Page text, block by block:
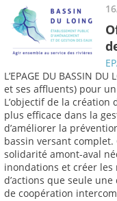
L’EPAGE DU BASSIN
et ses affluents) pour
L’objectif de la
plus efficace dans la
d’améliorer la
bassin versant
solidarité amont-aval
inondations et créer
d’actions que seule
de coopération